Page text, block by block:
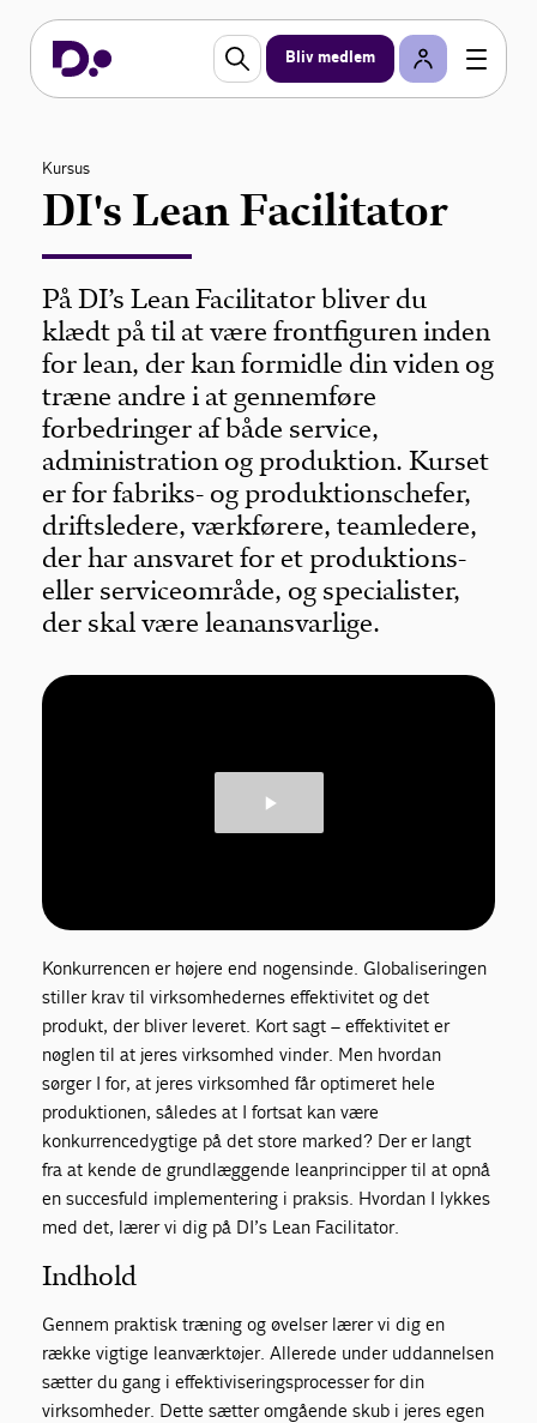
Bliv medlem
Kursus
DI's Lean Facilitator
På DI’s Lean Facilitator bliver du
klædt på til at være frontfiguren inden
for lean, der kan formidle din viden og
træne andre i at gennemføre
forbedringer af både service,
administration og produktion. Kurset
er for fabriks- og produktionschefer,
driftsledere, værkførere, teamledere,
der har ansvaret for et produktions-
eller serviceområde, og specialister,
der skal være leanansvarlige.
Konkurrencen er højere end nogensinde. Globaliseringen
stiller krav til virksomhedernes effektivitet og det
produkt, der bliver leveret. Kort sagt – effektivitet er
nøglen til at jeres virksomhed vinder. Men hvordan
sørger I for, at jeres virksomhed får optimeret hele
produktionen, således at I fortsat kan være
konkurrencedygtige på det store marked? Der er langt
fra at kende de grundlæggende leanprincipper til at opnå
en succesfuld implementering i praksis. Hvordan I lykkes
med det, lærer vi dig på DI’s Lean Facilitator.
Indhold
Gennem praktisk træning og øvelser lærer vi dig en
række vigtige leanværktøjer. Allerede under uddannelsen
sætter du gang i effektiviseringsprocesser for din
virksomheder. Dette sætter omgående skub i jeres egen